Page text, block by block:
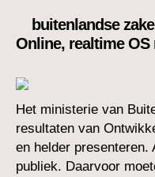
buitenlandse
Online, realtime OS
Het ministerie van
resultaten van
en helder presenteren.
publiek. Daarvoor